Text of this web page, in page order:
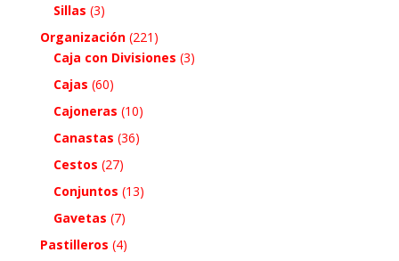
Sillas (3)
Organización (221)
Caja con Divisiones (3)
Cajas (60)
Cajoneras (10)
Canastas (36)
Cestos (27)
Conjuntos (13)
Gavetas (7)
Pastilleros (4)